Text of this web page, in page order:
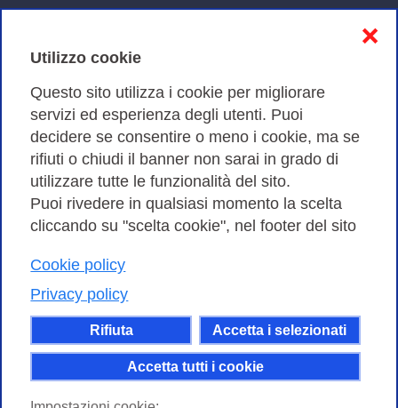
Utilizzo cookie
Questo sito utilizza i cookie per migliorare
servizi ed esperienza degli utenti. Puoi
decidere se consentire o meno i cookie, ma se
rifiuti o chiudi il banner non sarai in grado di
utilizzare tutte le funzionalità del sito.
Puoi rivedere in qualsiasi momento la scelta
cliccando su "scelta cookie", nel footer del sito
Cookie policy
Privacy policy
Rifiuta Accetta i selezionati
Accetta tutti i cookie
❌
Cookies Policy
Amministrazione trasparente
Bandi di Gara
Consortium GARR - Via dei Tizii, 6 - 00185 Roma | Tel.
| CF 97284570583 – PI 07577141000 | Codice
Destinatario 7EU9KEU |
Il contenuto di questo sito e' rilasciato, tranne dove
altrimenti indicato, secondo i termini della licenza
Creative Commons